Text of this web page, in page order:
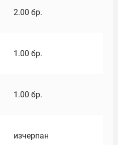
2.00 бр.
1.00 бр.
1.00 бр.
изчерпан